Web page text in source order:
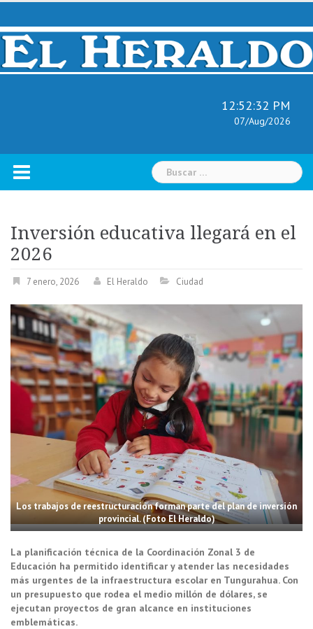
Skip
content
12:52:33 PM
07/Aug/2026
Buscar:
Inversión educativa llegará en el
2026
7 enero, 2026 El Heraldo Ciudad
Los trabajos de reestructuración forman parte del plan de inversión
provincial. (Foto El Heraldo)
La planificación técnica de la Coordinación Zonal 3 de
Educación ha permitido identificar y atender las necesidades
más urgentes de la infraestructura escolar en Tungurahua. Con
un presupuesto que rodea el medio millón de dólares, se
ejecutan proyectos de gran alcance en instituciones
emblemáticas.